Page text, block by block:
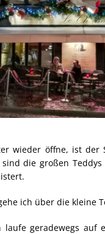
wieder öffne, ist der
die großen
ich über die kleine
laufe geradewegs